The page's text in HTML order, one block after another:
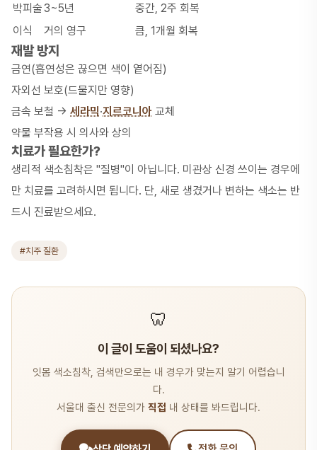
박피술3~5년
중간, 2주 회복
이식
거의 영구 큼, 1개월 회복
재발 방지
금연(흡연성은 끊으면 색이 옅어짐)
자외선 보호(드물지만 영향)
금속 보철 → 세라믹·지르코니아 교체
약물 부작용 시 의사와 상의
치료가 필요한가?
생리적 색소침착은 "질병"이 아닙니다. 미관상 신경 쓰이는 경우에
만 치료를 고려하시면 됩니다. 단, 새로 생겼거나 변하는 색소는 반
드시 진료받으세요.
#치주 질환
🦷
이 글이 도움이 되셨나요?
잇몸 색소침착, 검색만으로는 내 경우가 맞는지 알기 어렵습니
다.
서울대 출신 전문의가 직접 내 상태를 봐드립니다.